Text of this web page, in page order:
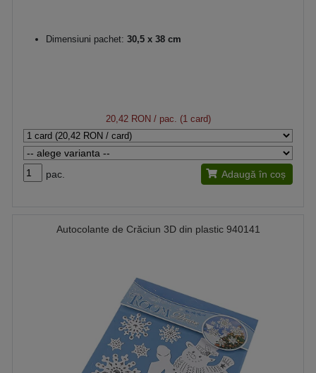
Dimensiuni pachet: 30,5 x 38 cm
20,42 RON/ pac. (1 card)
pac. Adaugă în coș
Autocolante de Crăciun 3D din plastic 940141